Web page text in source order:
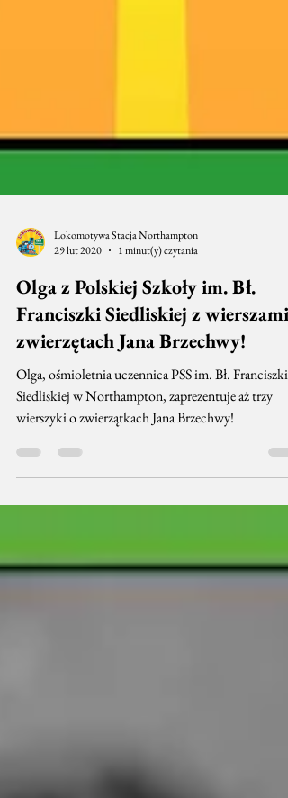
Lokomotywa Stacja Northampton
29 lut 2020
1 minut(y) czytania
Olga z Polskiej Szkoły im. Bł.
Franciszki Siedliskiej z wierszami
zwierzętach Jana Brzechwy!
Siedliskiej w Northampton, zaprezentuje aż trzy
wierszyki o zwierzątkach Jana Brzechwy!